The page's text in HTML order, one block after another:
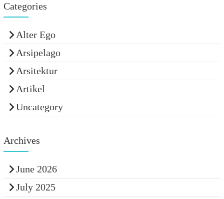
Categories
Alter Ego
Arsipelago
Arsitektur
Artikel
Uncategory
Archives
June 2026
July 2025